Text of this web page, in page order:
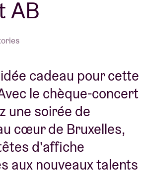
AB
cadeau pour cette
le chèque-concert
une soirée de
cœur de Bruxelles,
d'affiche
aux nouveaux talents